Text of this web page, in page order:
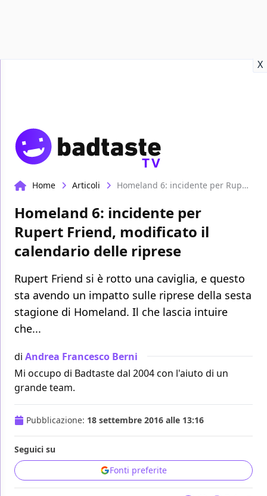
X
TV
Home Articoli Homeland 6: incidente per Rupert Friend, modificato il calendario delle riprese
Homeland 6: incidente per
Rupert Friend, modificato il
calendario delle riprese
Rupert Friend si è rotto una caviglia, e questo
sta avendo un impatto sulle riprese della sesta
stagione di Homeland. Il che lascia intuire
che...
di Andrea Francesco Berni
Mi occupo di Badtaste dal 2004 con l'aiuto di un
grande team.
Pubblicazione: 18 settembre 2016 alle 13:16
Seguici su
Fonti preferite